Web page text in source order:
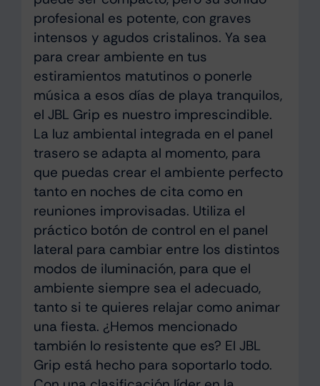
profesional es potente, con graves
intensos y agudos cristalinos. Ya sea
para crear ambiente en tus
estiramientos matutinos o ponerle
música a esos días de playa tranquilos,
el JBL Grip es nuestro imprescindible.
La luz ambiental integrada en el panel
trasero se adapta al momento, para
que puedas crear el ambiente perfecto
tanto en noches de cita como en
reuniones improvisadas. Utiliza el
práctico botón de control en el panel
lateral para cambiar entre los distintos
modos de iluminación, para que el
ambiente siempre sea el adecuado,
tanto si te quieres relajar como animar
una fiesta. ¿Hemos mencionado
también lo resistente que es? El JBL
Grip está hecho para soportarlo todo.